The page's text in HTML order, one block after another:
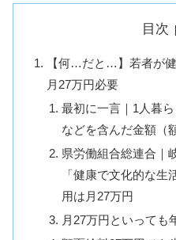
目次
【何…だと…】若者が
月27万円必要
最初に一言｜1人暮
などを含んだ金額（
県労働組合総連合｜
「健康で文化的な
用は月27万円
月27万円といっても